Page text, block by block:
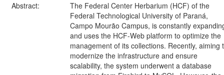
Abstract:
The Federal Center Herbarium (HCF) of the
Federal Technological University of Paraná,
Campo Mourão Campus, is constantly
and uses the HCF-Web platform to optimize the
management of its collections. Recently, aiming
modernize the infrastructure and ensure
scalability, the system underwent a database